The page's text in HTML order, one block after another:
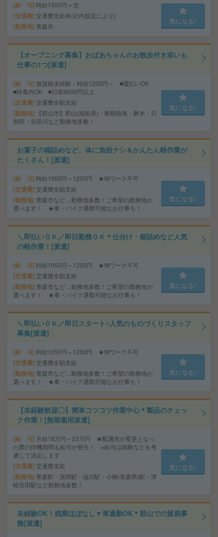
給 与 時給1300円＋交
交通費 交通費支給有(社内規定により)
勤務地 青森市
気になる!
【オープニング募集】おばあちゃんのお散歩付き添いも
仕事の1つ[派遣]
給 与 無資格未経験：時給1200円～ ■週払いOK
■扶養内OK ■日収9600円以上
交通費 交通費全額支給
勤務地
【郡山市】郡山(福島県)・磐梯熱海・舞木・日
和田・谷田川など勤務地多数！
気になる!
お菓子の箱詰めなど、体に負担ナシ＆かんたん軽作業が
たくさん！[派遣]
給 与 時給1050円～1250円 ★Wワーク不可
交通費 交通費全額支給
勤務地 青森市など…勤務地多数！ご希望の勤務地が
選べます！ ★車・バイク通勤可能なお仕事も！
気になる!
＼即払いＯＫ／即日勤務ＯＫ＊仕分け・箱詰めなど人気
の軽作業！[派遣]
給 与 時給1050円～1250円 ★Wワーク不可
交通費 交通費全額支給
勤務地 青森市など…勤務地多数！ご希望の勤務地が
選べます！ ★車・バイク通勤可能なお仕事も！
気になる!
＼即払いＯＫ／即日スタート○人気のものづくりスタッフ
募集[派遣]
給 与 時給1050円～1250円 ★Wワーク不可
交通費 交通費全額支給
勤務地 青森市など…勤務地多数！ご希望の勤務地が
選べます！ ★車・バイク通勤可能なお仕事も！
気になる!
【未経験歓迎〇】簡単コツコツ作業中心＊製品のチェッ
ク作業！[無期雇用派遣]
給 与 月給18万円～23万円 ★配属先が変更となっ
た際の待機期間も給与が発生！ ※給与は経験などを考
慮して決定します
交通費 交通費支給
勤務地 青森駅・浪岡駅・油川駅・小柳(青森県)駅・津
軽宮田駅など勤務地多数！
気になる!
未経験OK！残業ほぼなし▼車通勤OK＊郡山での貿易事
務[派遣]